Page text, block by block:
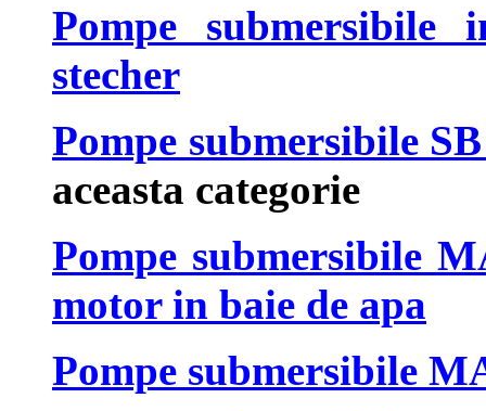
Pompe
stecher
Pompe submersibile
aceasta categorie
Pompe submersibile
motor in baie de apa
Pompe submersibile